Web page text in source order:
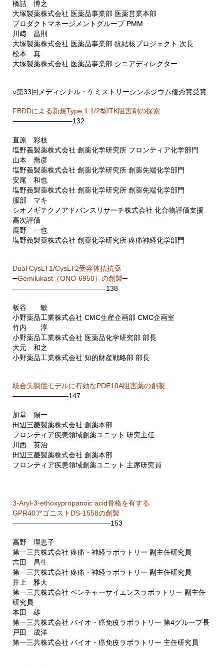
橋詰 博之
大塚製薬株式会社 医薬品事業部 医薬営業本部
プロダクトマネージメントグループ PMM
川﨑 昌則
大塚製薬株式会社 医薬品事業部 抗結核プロジェクト 次長
松本 真
大塚製薬株式会社 医薬品事業部 シニアディレクター
○第33回メディシナル・ケミストリーシンポジウム優秀賞受賞
FBDDによる新規Type 1 1/2型ITK阻害剤の探索
————————–132
直原 彩枝
塩野義製薬株式会社 創薬化学研究所 フロンティア化学部門
山本 喬彦
塩野義製薬株式会社 創薬化学研究所 創薬先端化学部門
安尾 和也
塩野義製薬株式会社 創薬化学研究所 創薬先端化学部門
服部 マキ
シオノギテクノアドバンスリサーチ株式会社 化合物評価支援
高次評価
鹿野 一也
塩野義製薬株式会社 創薬化学研究所 疼痛神経化学部門
Dual CysLT1/CysLT2受容体拮抗薬
─Gemilukast（ONO-6950）の創製─
—————————————-138
板谷 敏
小野薬品工業株式会社 CMC生産企画部 CMC企画室
竹内 淳
小野薬品工業株式会社 医薬品化学研究部 部長
大元 和之
小野薬品工業株式会社 知的財産戦略部 部長
統合失調症モデルに有効なPDE10A阻害薬の創製
————————147
加堂 陽一
田辺三菱製薬株式会社 創薬本部
フロンティア疾患領域創薬ユニット 研究主任
川西 英治
田辺三菱製薬株式会社 創薬本部
フロンティア疾患領域創薬ユニット 主席研究員
3-Aryl-3-ethoxypropanoic acid骨格を有する
GPR40アゴニストDS-1558の創製
——————————————153
高野 理恵子
第一三共株式会社 疼痛・神経ラボラトリー 副主任研究員
吉田 昌生
第一三共株式会社 疼痛・神経ラボラトリー 副主任研究員
井上 雅大
第一三共株式会社 ベンチャーサイエンスラボラトリー 副主任
研究員
本田 雄
第一三共株式会社 バイオ・癌免疫ラボラトリー 第4グループ長
戸田 成洋
第一三共株式会社 バイオ・癌免疫ラボラトリー 主任研究員